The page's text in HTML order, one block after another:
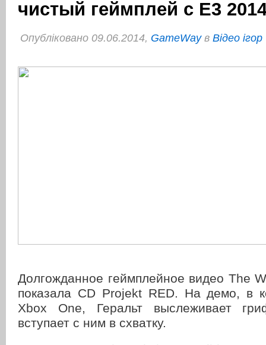
чистый геймплей с E3
Опубліковано 09.06.2014, GameWayв Відео ігор
Долгожданное геймплейное видео The
показала CD Projekt RED. На демо, в
Xbox One, Геральт выслеживает
вступает с ним в схватку.